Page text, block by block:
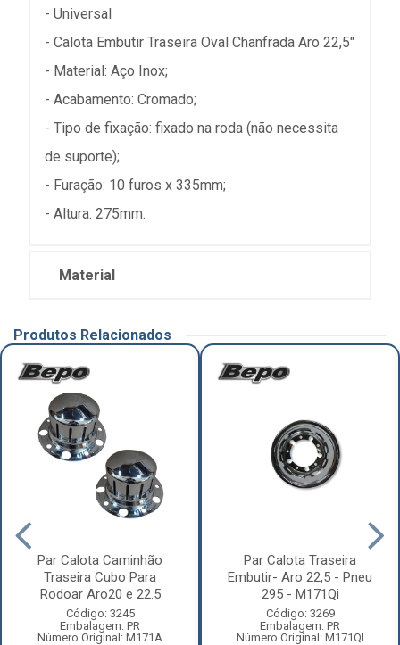
- Universal
- Calota Embutir Traseira Oval Chanfrada Aro 22,5"
- Material: Aço Inox;
- Acabamento: Cromado;
- Tipo de fixação: fixado na roda (não necessita
de suporte);
- Furação: 10 furos x 335mm;
- Altura: 275mm.
Material
Produtos Relacionados
Par Calota Caminhão
Traseira Cubo Para
Rodoar Aro20 e 22.5
Código: 3245
Embalagem: PR
Número Original: M171A
Par Calota Traseira
Embutir- Aro 22,5 - Pneu
295 - M171Qi
Código: 3269
Embalagem: PR
Número Original: M171QI